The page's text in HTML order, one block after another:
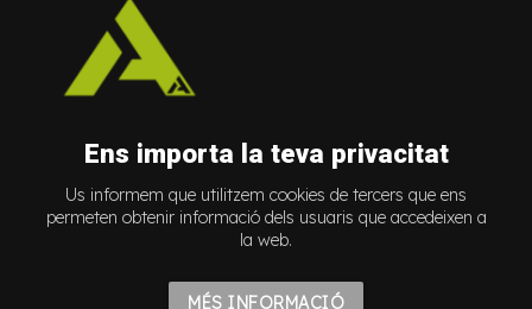
Ens importa la teva privacitat
Us informem que utilitzem cookies de tercers que ens
permeten obtenir informació dels usuaris que accedeixen a
la web.
MÉS INFORMACIÓ